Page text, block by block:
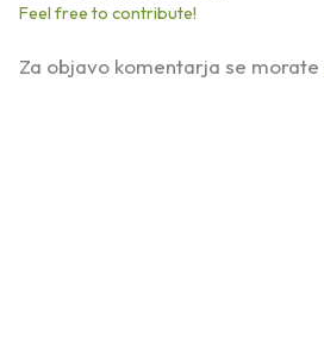
Feel free to contribute!
Za objavo komentarja se morate